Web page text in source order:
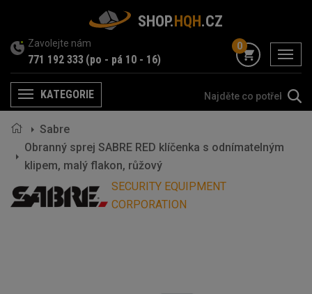
SHOP.HQH.CZ
Zavolejte nám
771 192 333 (po - pá 10 - 16) menu
0
MenuKATEGORIE
Sabre
Obranný sprej SABRE RED klíčenka s odnímatelným
klipem, malý flakon, růžový
SECURITY EQUIPMENT
CORPORATION